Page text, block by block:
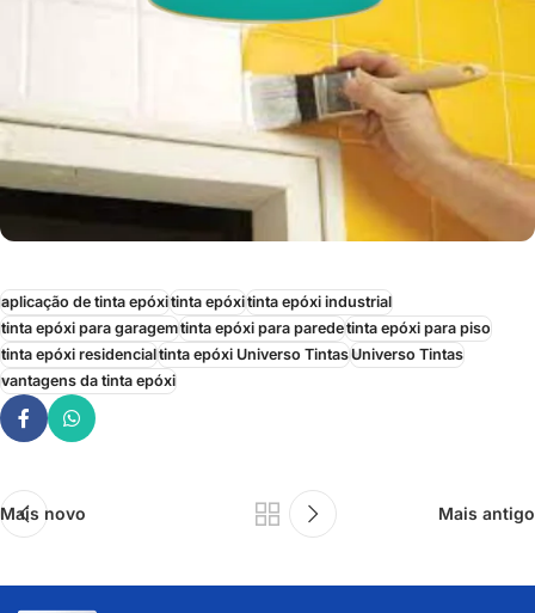
aplicação de tinta epóxitinta epóxitinta epóxi industrial
tinta epóxi para garagemtinta epóxi para paredetinta epóxi para piso
tinta epóxi residencialtinta epóxi Universo TintasUniverso Tintas
vantagens da tinta epóxi
Mais novo Mais antigo